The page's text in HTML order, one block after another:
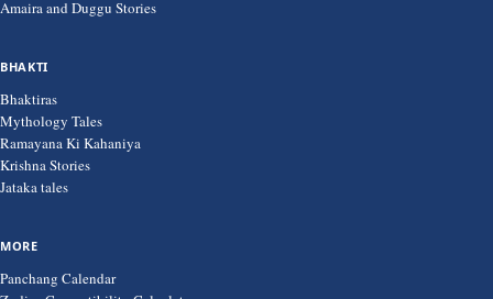
Amaira and Duggu Stories
BHAKTI
Bhaktiras
Mythology Tales
Ramayana Ki Kahaniya
Krishna Stories
Jataka tales
MORE
Panchang Calendar